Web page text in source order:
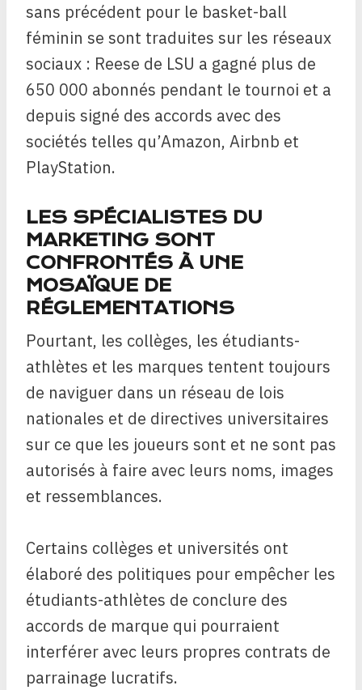
sans précédent pour le basket-ball
féminin se sont traduites sur les réseaux
sociaux : Reese de LSU a gagné plus de
650 000 abonnés pendant le tournoi et a
depuis signé des accords avec des
sociétés telles qu’Amazon, Airbnb et
PlayStation.
LES SPÉCIALISTES DU
MARKETING SONT
CONFRONTÉS À UNE
MOSAÏQUE DE
RÉGLEMENTATIONS
Pourtant, les collèges, les étudiants-
athlètes et les marques tentent toujours
de naviguer dans un réseau de lois
nationales et de directives universitaires
sur ce que les joueurs sont et ne sont pas
autorisés à faire avec leurs noms, images
et ressemblances.
Certains collèges et universités ont
élaboré des politiques pour empêcher les
étudiants-athlètes de conclure des
accords de marque qui pourraient
interférer avec leurs propres contrats de
parrainage lucratifs.